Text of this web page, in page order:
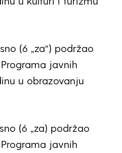
(6 „za“) podržao
javnih
u obrazovanju
(6 „za) podržao
javnih